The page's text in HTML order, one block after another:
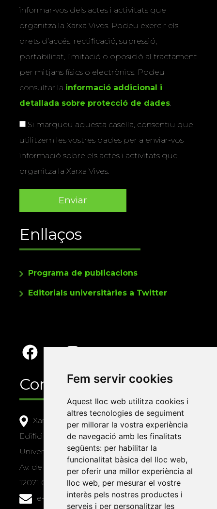
Fem servir cookies
Aquest lloc web utilitza cookies i
altres tecnologies de seguiment
per millorar la vostra experiència
de navegació amb les finalitats
següents: per habilitar la
funcionalitat bàsica del lloc web,
per oferir una millor experiència al
lloc web, per mesurar el vostre
interès pels nostres productes i
serveis i per personalitzar les
informar-vos dels actes i activitats que
organitza la Xarxa Vives. Podeu exercir els
drets d’accés, rectificació, supressió,
portabilitat, limitació o oposició al tractament
per mitjans físics o electrònics. Podeu
consultar la informació addicional i
detallada sobre protecció de dades.
Si marqueu aquesta casella, consentiu que
utilitzem les vostres dades per a enviar-vos
informació sobre els actes i activitats que
organitza la Xarxa Vives.
Enllaços
Programa de publicacions
Editorials universitàries a Twitter
Contacte
Xarxa Vives d'Universitats
Edifici Àgora
Universitat Jaume I, local 10
Av. de Vicent Sos Baynat, s/n
12071 Castelló de la Plana
e-buc@vives.org